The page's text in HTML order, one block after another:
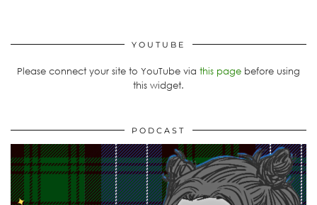
YOUTUBE
Please connect your site to YouTube via this page before using
this widget.
PODCAST